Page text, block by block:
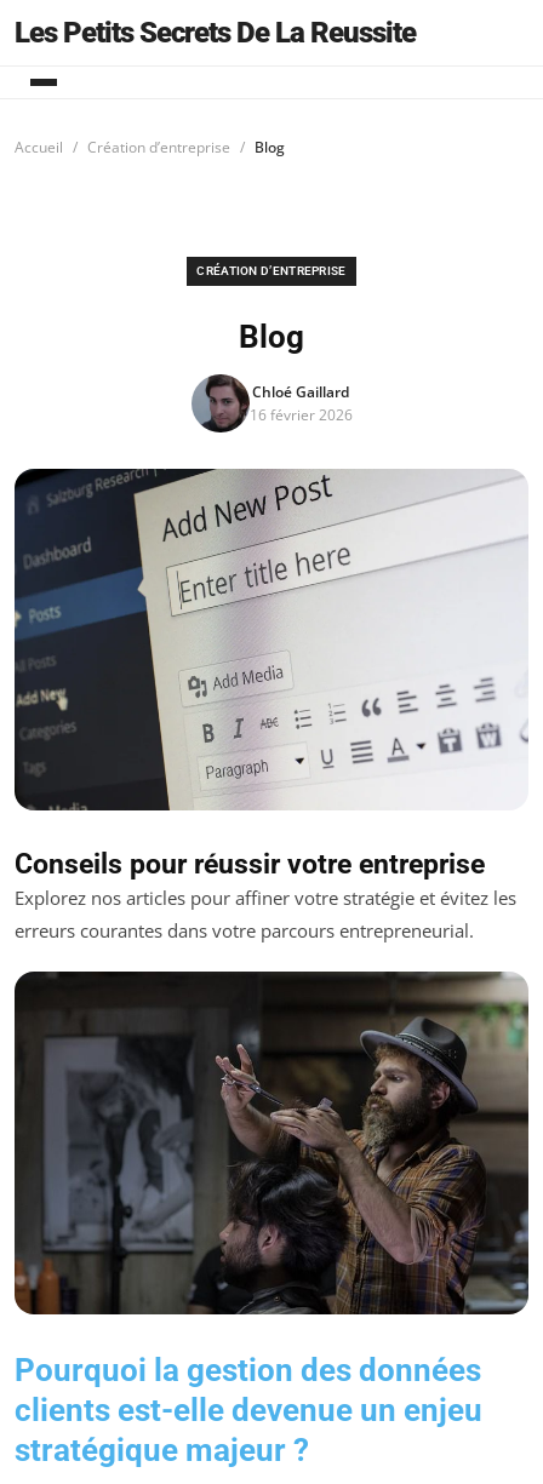
Les Petits Secrets De La Reussite
Accueil Création d’entreprise Blog
CRÉATION D’ENTREPRISE
Blog
Chloé Gaillard
16 février 2026
Conseils pour réussir votre entreprise
Explorez nos articles pour affiner votre stratégie et évitez les
erreurs courantes dans votre parcours entrepreneurial.
Pourquoi la gestion des données
clients est-elle devenue un enjeu
stratégique majeur ?